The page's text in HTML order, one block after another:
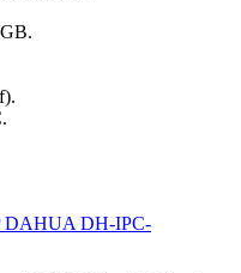
DAHUA DH-IPC-